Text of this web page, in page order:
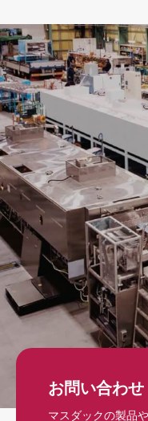
お問い合わせ
マスダックの製品